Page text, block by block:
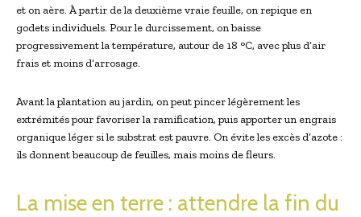
et on aère. À partir de la deuxième vraie feuille, on repique en
godets individuels. Pour le durcissement, on baisse
progressivement la température, autour de 18 °C, avec plus d’air
frais et moins d’arrosage.
Avant la plantation au jardin, on peut pincer légèrement les
extrémités pour favoriser la ramification, puis apporter un engrais
organique léger si le substrat est pauvre. On évite les excès d’azote :
ils donnent beaucoup de feuilles, mais moins de fleurs.
La mise en terre : attendre la fin du